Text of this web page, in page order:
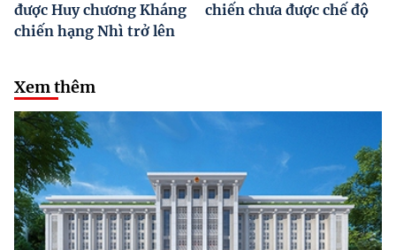
được Huy chương Kháng
chiến hạng Nhì trở lên
chiến chưa được chế độ
Xem thêm